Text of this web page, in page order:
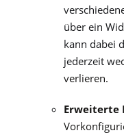
über ein
kann dabei
jederzeit
verlieren.
Erweiterte